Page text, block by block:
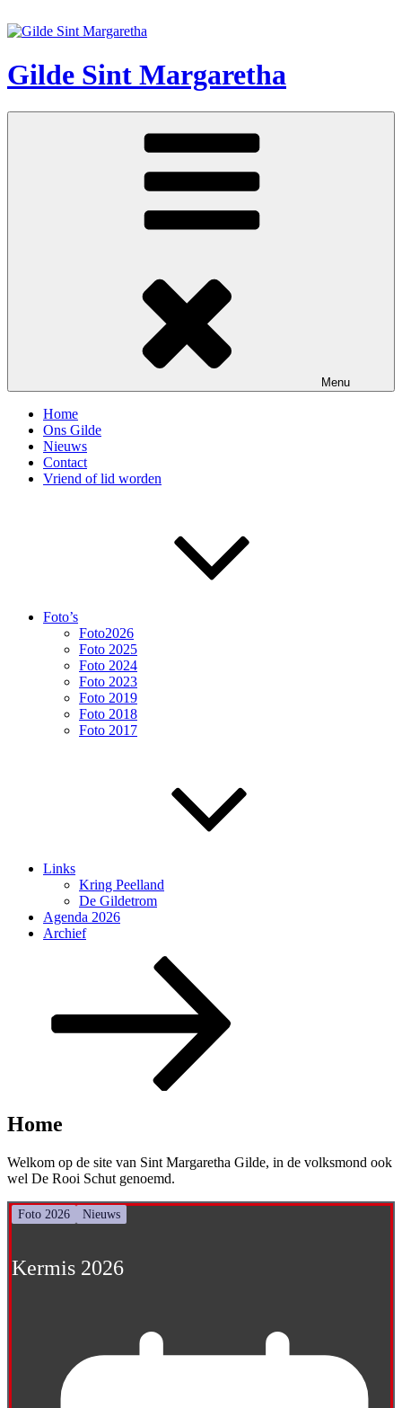
naar
inhoud
Gilde Sint Margaretha
Menu
Home
Ons Gilde
Nieuws
Contact
Vriend of lid worden
Foto’s
Foto2026
Foto 2025
Foto 2024
Foto 2023
Foto 2019
Foto 2018
Foto 2017
Links
Kring Peelland
De Gildetrom
Agenda 2026
Archief
Home
Welkom op de site van Sint Margaretha Gilde, in de volksmond ook
wel De Rooi Schut genoemd.
Foto 2026 Nieuws
Kermis 2026